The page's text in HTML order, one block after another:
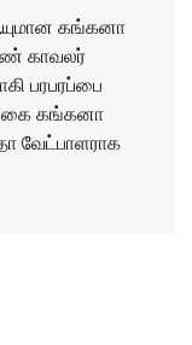
கங்கனா
காவலர்
பரபரப்பை
கங்கனா
வேட்பாளராக